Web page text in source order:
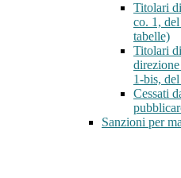
Titolari
co. 1,
tabelle)
Titolari
1-bis,
Cessati
Sanzioni per